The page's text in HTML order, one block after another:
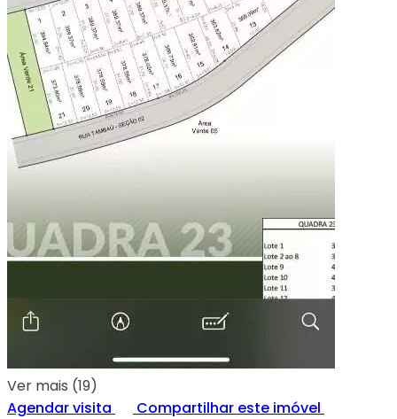
Ver mais (19)
Agendar visita
Compartilhar este imóvel